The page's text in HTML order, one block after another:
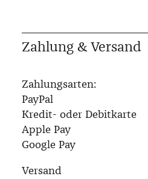
Zahlung & Versand
Zahlungsarten:
PayPal
Kredit- oder Debitkarte
Apple Pay
Google Pay
Versand